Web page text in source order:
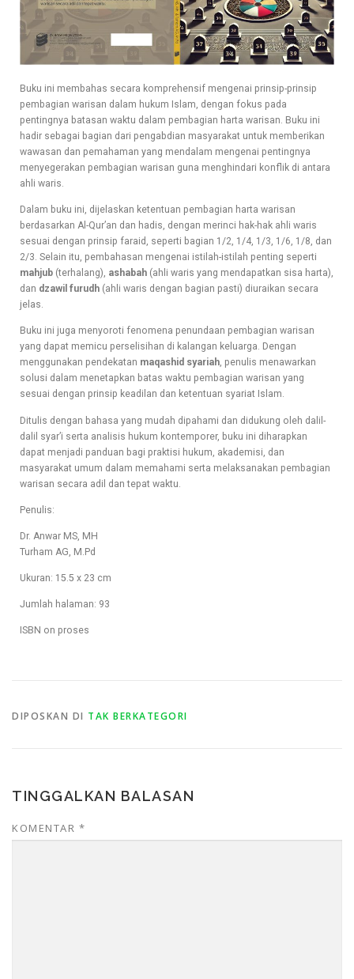
Buku ini membahas secara komprehensif mengenai prinsip-prinsip
pembagian warisan dalam hukum Islam, dengan fokus pada
pentingnya batasan waktu dalam pembagian harta warisan. Buku ini
hadir sebagai bagian dari pengabdian masyarakat untuk memberikan
wawasan dan pemahaman yang mendalam mengenai pentingnya
menyegerakan pembagian warisan guna menghindari konflik di antara
ahli waris.
Dalam buku ini, dijelaskan ketentuan pembagian harta warisan
berdasarkan Al-Qur’an dan hadis, dengan merinci hak-hak ahli waris
sesuai dengan prinsip faraid, seperti bagian 1/2, 1/4, 1/3, 1/6, 1/8, dan
2/3. Selain itu, pembahasan mengenai istilah-istilah penting seperti
mahjub (terhalang), ashabah (ahli waris yang mendapatkan sisa harta),
dan dzawil furudh (ahli waris dengan bagian pasti) diuraikan secara
jelas.
Buku ini juga menyoroti fenomena penundaan pembagian warisan
yang dapat memicu perselisihan di kalangan keluarga. Dengan
menggunakan pendekatan maqashid syariah, penulis menawarkan
solusi dalam menetapkan batas waktu pembagian warisan yang
sesuai dengan prinsip keadilan dan ketentuan syariat Islam.
Ditulis dengan bahasa yang mudah dipahami dan didukung oleh dalil-
dalil syar’i serta analisis hukum kontemporer, buku ini diharapkan
dapat menjadi panduan bagi praktisi hukum, akademisi, dan
masyarakat umum dalam memahami serta melaksanakan pembagian
warisan secara adil dan tepat waktu.
Penulis:
Dr. Anwar MS, MH
Turham AG, M.Pd
Ukuran: 15.5 x 23 cm
Jumlah halaman: 93
ISBN on proses
DIPOSKAN DI TAK BERKATEGORI
TINGGALKAN BALASAN
KOMENTAR *